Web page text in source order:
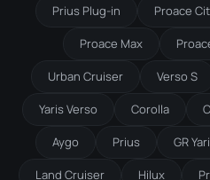
Prius Plug-in Proace
Proace Max
Urban Cruiser Verso S
Yaris Verso Corolla
Aygo Prius GR
Land Cruiser Hilux